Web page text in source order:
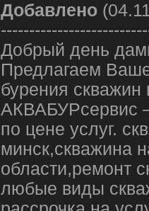
Добавлено
Добрый день
Предлагаем
бурения
АКВАБУРсервис
по цене услуг.
минск,скважина
области,ремонт
любые виды